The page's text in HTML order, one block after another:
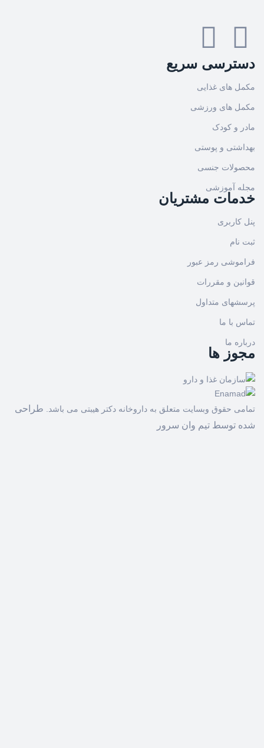
دسترسی سریع
مکمل های غذایی
مکمل های ورزشی
مادر و کودک
بهداشتی و پوستی
محصولات جنسی
مجله آموزشی
خدمات مشتریان
پنل کاربری
ثبت نام
فراموشی رمز عبور
قوانین و مقررات
پرسشهای متداول
تماس با ما
درباره ما
مجوز ها
تمامی حقوق وبسایت متعلق به داروخانه دکتر هیبتی می باشد. طراحی
شده توسط تیم وان سرور